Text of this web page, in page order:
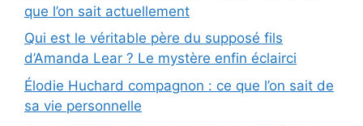
que l’on sait actuellement
Qui est le véritable père du supposé fils
d’Amanda Lear ? Le mystère enfin éclairci
Élodie Huchard compagnon : ce que l’on sait de
sa vie personnelle